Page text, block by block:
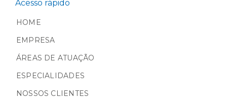
Acesso rápido
HOME
EMPRESA
ÁREAS DE ATUAÇÃO
ESPECIALIDADES
NOSSOS CLIENTES